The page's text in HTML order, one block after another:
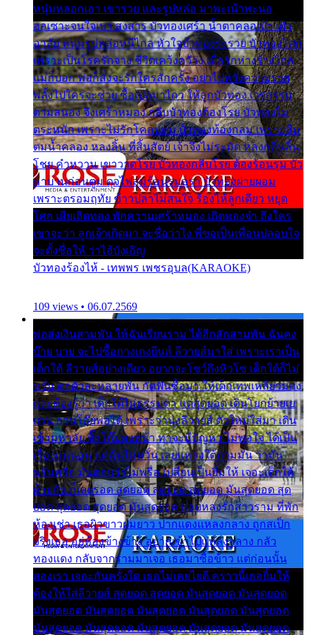
หนุ่มหลอกเอา เขารวย และรูปหล่อ มาพะเน้าพะนอ
ออเซาะจนใจเบา สงสาร บัวทองเศร้า น้ำตาคลอเบ้า เฝ้า
อาลัย หนุ่มรูปหล่อหนีไกล หัวใจบัวทองระรวย บัวทองโศก
เพราะเป็นโรครักจาง ชีวิตเคว้งคว้าง เมื่อรักห่างร้างไกล
แม่ก็บอก พ่อก็สั่งจะรักใครสักครั้ง อย่าไปหวังความรวย
พลั้งไปใครจะช่วย ซื้อเปลมาไกว ให้ลูกบัวทอง เวรกรรม
ตามสนอง จึงเศร้าหมอง กลีบบัวทองต้องโรย บัวทองไม่
ตระหนัก เพราะไม่รักโคลนตม บัวทองท้องกลม เพราะลืม
ตมน้ำคลอง หลงลิ้น ที่สิ้นสัตย์ เจ้าจึงไม่ระมัด หลงกลิ่นลิ้น
โชย คำหวาน เขาวาดโรย บัวทองกลีบโรย ต้องร้อนรุม บัว
มาบานก่อนตูม ดุจไฟสุมร้อนรุมอุรา บัวทองผ่ายผอม
เพราะตรอมฤทัย ข้าวปลาไม่สนใจ ร้องไห้ลูกเดียว หยุด
โศก เสียเถิดทอง พักความเศร้าหมอง เถิดทองจ๋า ถึงใคร
เขาจะว่า ลูกเจ้าเกิดมา จะชื่อว่าไง พี่ขอเป็นเพื่อนปลอบใจ
จะตั้งชื่อให้ ว่าไอ้บังเอิญ
บัวทองร้องไห้ - เทพพร เพชรอุบล(KARAOKE)
109 views • 06.07.2569
พ่อส่งเงินสามพัน ให้ฉันเรียนราม ได้อีกสักสามพัน ฉันคง
บ๊าย บาย จะไปซื้อกางเกงยีนส์ ลีวายส์มาใส่ เพราะเราเป็น
เด็กใต้ ลีวายส์อย่างเดียว อยากจะโชว์ถึงหิวโซ เด็กใต้ก็ไม่
หวั่น ตกตัวละหลายพัน กัดฟันซื้อมา ให้เด็กเทพเหลียวมอง
และต้องรู้ว่า เด็กใต้ไม่ธรรมดา แต่สุดยอด เดินโยกย้ายเย
ยวน กวนโอ๊ยพอได้ เพราะว่านุ่งลีวายส์ ตัวใหม่ใส่มา เดิน
เข้ามหาลัย จิ๊กโก๊มองหน้า ท่าจะมีปัญหา ไม่พอใจ ได้เป็น
เรื่องแน่นอน แต่ฉันไม่หวั่น เลยแหลงใต้ถามมัน ว่ามัน
พรั่นพรือ มันตอบว่าไม่พรื่อ เปลี่ยนเป็นยิ้มให้ เจอะเด็กใต้
ด้วยกัน ก็เลยรอด สุดยอด สุดยอด สุดยอด มันสุดยอด สุด
ยอด สุดยอด สุดยอด มันสุดยอด แอบหลงรักสาวราม ที่พัก
ห้องเช่า เธอผิวขาวผมยาว ปากแดงแหลงกลาง ถูกสเป็ก
จริงเธอ อยู่ห้องข้างข้าง อยากเข้าไปแหลงกลาง กลัว
ทองแดง กลับจากรามมาเจอ เธอมาซื้อข้าว แต่ก่อนนั้น
สองเรา เจอะกันครั้งใด เธอไม่เคยไยดี คราวนี้เธอยิ้มให้
ต้องให้ใส่ลีวายส์ สุดยอด สุดยอด มันสุดยอด มันสุดยอด
มันสุดยอด มันสุดยอด มันสุดยอด มันสุดยอด มันสุดยอด
มันสุดยอด มันสุดยอด มันสุดยอด มันสุดยอด มันสุดยอด